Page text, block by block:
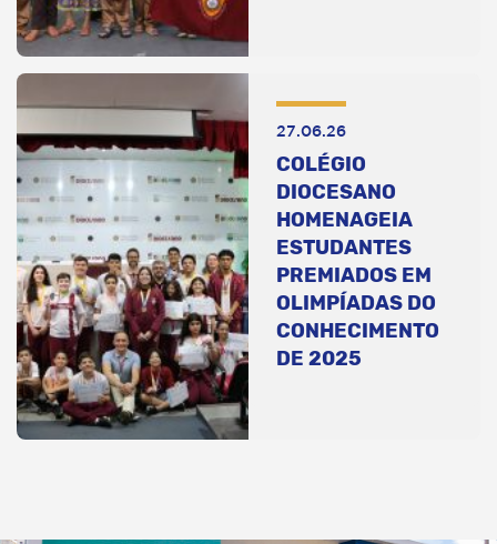
27.06.26
COLÉGIO
DIOCESANO
HOMENAGEIA
ESTUDANTES
PREMIADOS EM
OLIMPÍADAS DO
CONHECIMENTO
DE 2025